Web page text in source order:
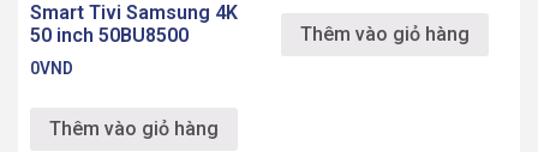
Smart Tivi Samsung 4K
50 inch 50BU8500
0VND
Thêm vào giỏ hàng
Thêm vào giỏ hàng